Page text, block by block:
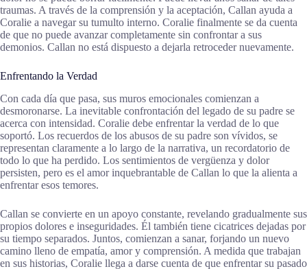
traumas. A través de la comprensión y la aceptación, Callan ayuda a
Coralie a navegar su tumulto interno. Coralie finalmente se da cuenta
de que no puede avanzar completamente sin confrontar a sus
demonios. Callan no está dispuesto a dejarla retroceder nuevamente.
Enfrentando la Verdad
Con cada día que pasa, sus muros emocionales comienzan a
desmoronarse. La inevitable confrontación del legado de su padre se
acerca con intensidad. Coralie debe enfrentar la verdad de lo que
soportó. Los recuerdos de los abusos de su padre son vívidos, se
representan claramente a lo largo de la narrativa, un recordatorio de
todo lo que ha perdido. Los sentimientos de vergüenza y dolor
persisten, pero es el amor inquebrantable de Callan lo que la alienta a
enfrentar esos temores.
Callan se convierte en un apoyo constante, revelando gradualmente sus
propios dolores e inseguridades. Él también tiene cicatrices dejadas por
su tiempo separados. Juntos, comienzan a sanar, forjando un nuevo
camino lleno de empatía, amor y comprensión. A medida que trabajan
en sus historias, Coralie llega a darse cuenta de que enfrentar su pasado